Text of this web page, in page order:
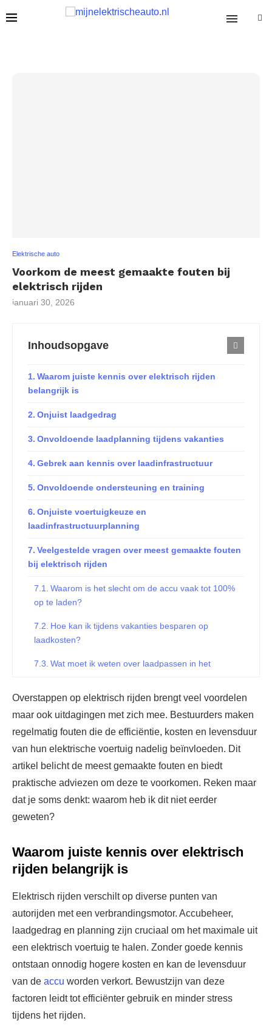
Elektrische auto
Voorkom de meest gemaakte fouten bij
elektrisch rijden
januari 30, 2026
Inhoudsopgave
Waarom juiste kennis over elektrisch rijden
belangrijk is
Onjuist laadgedrag
Onvoldoende laadplanning tijdens vakanties
Gebrek aan kennis over laadinfrastructuur
Onvoldoende ondersteuning en training
Onjuiste voertuigkeuze en
laadinfrastructuurplanning
Veelgestelde vragen over meest gemaakte fouten
bij elektrisch rijden
Waarom is het slecht om de accu vaak tot 100%
op te laden?
Hoe kan ik tijdens vakanties besparen op
laadkosten?
Wat moet ik weten over laadpassen in het
Waarom is training belangrijk bij elektrisch rijden?
laadinfrastructuur?
Overstappen op elektrisch rijden brengt veel voordelen
maar ook uitdagingen met zich mee. Bestuurders maken
regelmatig fouten die de efficiëntie, kosten en levensduur
van hun elektrische voertuig nadelig beïnvloeden. Dit
artikel belicht de meest gemaakte fouten en biedt
praktische adviezen om deze te voorkomen. Reken maar
dat je soms denkt: waarom heb ik dit niet eerder
geweten?
Waarom juiste kennis over elektrisch
rijden belangrijk is
Elektrisch rijden verschilt op diverse punten van
autorijden met een verbrandingsmotor. Accubeheer,
laadgedrag en planning zijn cruciaal om het maximale uit
een elektrisch voertuig te halen. Zonder goede kennis
ontstaan onnodig hogere kosten en kan de levensduur
van de accu worden verkort. Bewustzijn van deze
factoren leidt tot efficiënter gebruik en minder stress
tijdens het rijden.